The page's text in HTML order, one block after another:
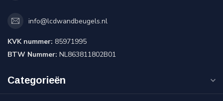
info@lcdwandbeugels.nl
KVK nummer: 85971995
BTW Nummer: NL863811802B01
Categorieën